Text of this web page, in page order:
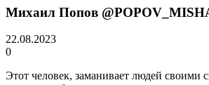
Михаил Попов
22.08.2023
0
Этот человек, заманивает людей своими